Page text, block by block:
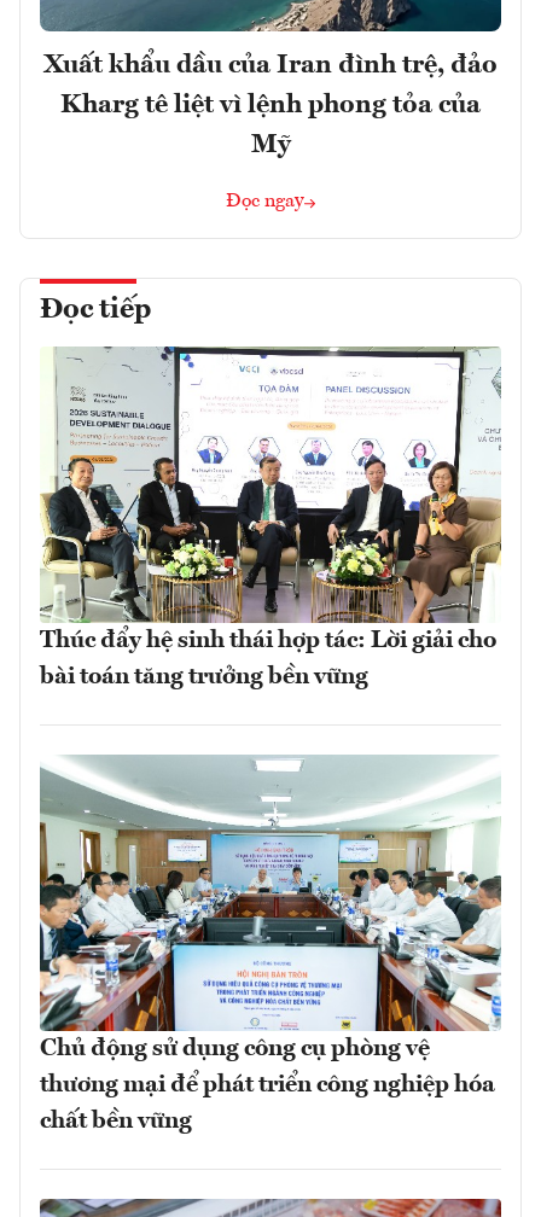
Xuất khẩu dầu của Iran đình trệ, đảo
Kharg tê liệt vì lệnh phong tỏa của
Mỹ
Đọc ngay
Đọc tiếp
Thúc đẩy hệ sinh thái hợp tác: Lời giải cho
bài toán tăng trưởng bền vững
Chủ động sử dụng công cụ phòng vệ
thương mại để phát triển công nghiệp hóa
chất bền vững